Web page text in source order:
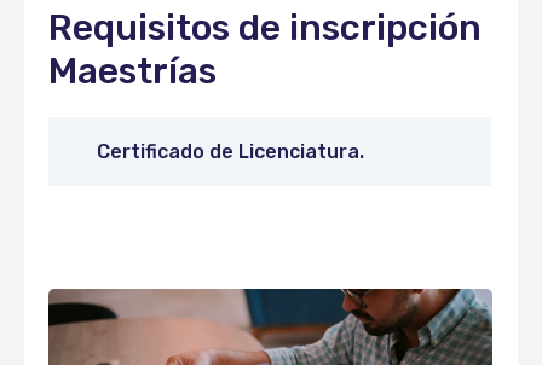
Requisitos de inscripción
Maestrías
Certificado de Licenciatura.